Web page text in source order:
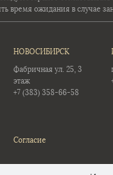
время ожидания в случае
НОВОСИБИРСК
Фабричная ул. 25, 3
этаж
+7 (383) 358-66-58
Согласие